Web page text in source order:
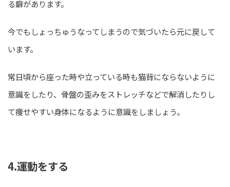
る癖があります。
今でもしょっちゅうなってしまうので気づいたら元に戻して
います。
常日頃から座った時や立っている時も猫背にならないように
意識をしたり、骨盤の歪みをストレッチなどで解消したりし
て痩せやすい身体になるように意識をしましょう。
4.運動をする